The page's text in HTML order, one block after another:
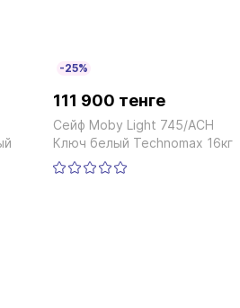
-25%
111 900 тенге
Сейф Moby Light 745/ACH
Ключ белый Technomax 16кг